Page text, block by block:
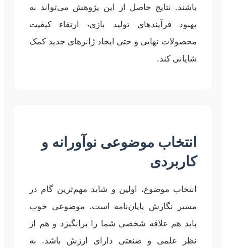
باشند. نتایج حاصل از این پژوهش می‌تواند به
بهبود فرآیندهای تولید بازی، ارتقاء کیفیت
محصولات نهایی و حتی ایجاد ژانرهای جدید کمک
شایانی کند.
انتخاب موضوعی نوآورانه و
کاربردی
انتخاب موضوع، اولین و شاید مهم‌ترین گام در
مسیر نگارش پایان‌نامه است. موضوعی خوب
باید هم علاقه شخصی شما را برانگیزد و هم از
نظر علمی و صنعتی دارای ارزش باشد. به